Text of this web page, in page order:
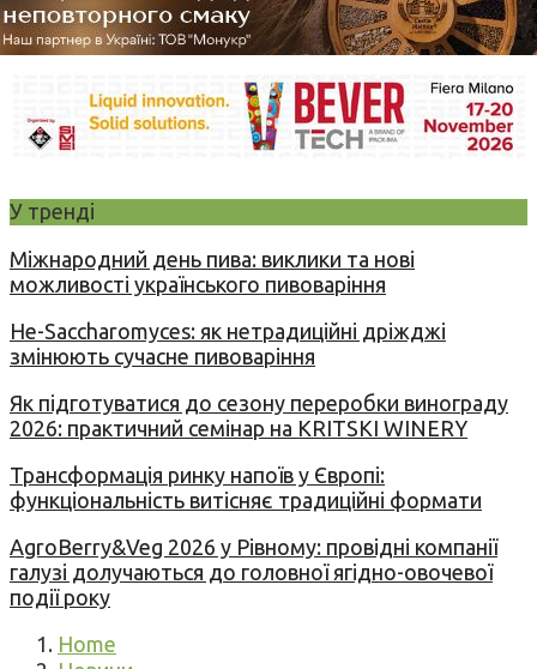
У тренді
Міжнародний день пива: виклики та нові
можливості українського пивоваріння
Не-Saccharomyces: як нетрадиційні дріжджі
змінюють сучасне пивоваріння
Як підготуватися до сезону переробки винограду
2026: практичний семінар на KRITSKI WINERY
Трансформація ринку напоїв у Європі:
функціональність витісняє традиційні формати
AgroBerry&Veg 2026 у Рівному: провідні компанії
галузі долучаються до головної ягідно-овочевої
події року
Home